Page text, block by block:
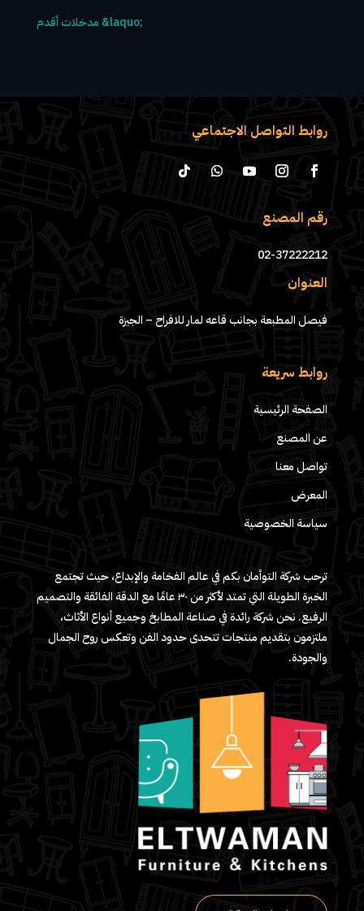
روابط التواصل الاجتماعي
رقم المصنع
02-37222212
العنوان
فيصل المطبعة بجانب قاعه لمار للافراح – الجيزة
روابط سريعة
الصفحة الرئيسية
عن المصنع
تواصل معنا
المعرض
سياسة الخصوصية
ترحب شركة التوأمان بكم في عالم الفخامة والإبداع، حيث تجتمع
الخبرة الطويلة التي تمتد لأكثر من ٣٠ عامًا مع الدقة الفائقة والتصميم
الرفيع. نحن شركة رائدة في صناعة المطابخ وجميع أنواع الأثاث،
ملتزمون بتقديم منتجات تتحدى حدود الفن وتعكس روح الجمال
والجودة.